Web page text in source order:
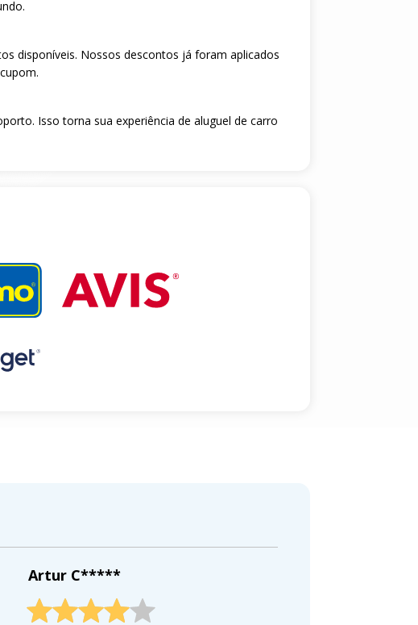
disponíveis. Nossos descontos já foram aplicados
Isso torna sua experiência de aluguel de carro
Artur C*****